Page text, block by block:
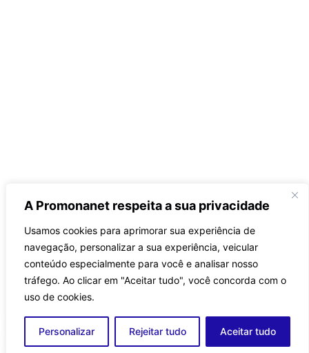
A Promonanet respeita a sua privacidade
Usamos cookies para aprimorar sua experiência de
navegação, personalizar a sua experiência, veicular
conteúdo especialmente para você e analisar nosso
tráfego. Ao clicar em "Aceitar tudo", você concorda com o
uso de cookies.
Personalizar Rejeitar tudo Aceitar tudo